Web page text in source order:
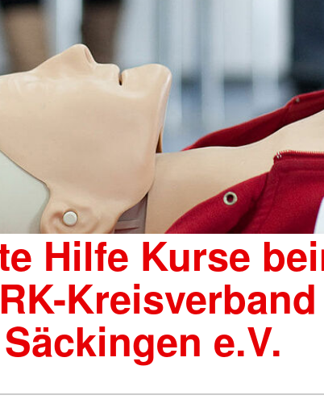
Hilfe Kurse
Kreisverband
Säckingen e.V.